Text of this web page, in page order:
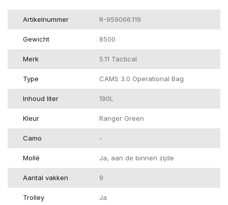
Artikelnummer R-959066.119
Gewicht 8500
Merk 5.11 Tactical
Type CAMS 3.0 Operational Bag
Inhoud liter 190L
Kleur Ranger Green
Camo -
Mollé Ja, aan de binnen zijde
Aantal vakken 9
Trolley Ja